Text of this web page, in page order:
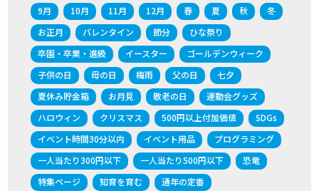
9月
10月 11月 12月 春 夏 秋
冬
お正月
バレンタイン 節分
ひな祭り
卒園・卒業・進級
イースター
ゴールデンウィーク
子供の日
母の日 梅雨 父の日
七夕
夏休み貯金箱
お月見 敬老の日
運動会グッズ
ハロウィン
クリスマス 500円以上付加価値
SDGs
イベント時間30分以内
イベント用品
プログラミング
一人当たり300円以下
一人当たり500円以下
恐竜
特集ページ
知育を育む
通年の定番